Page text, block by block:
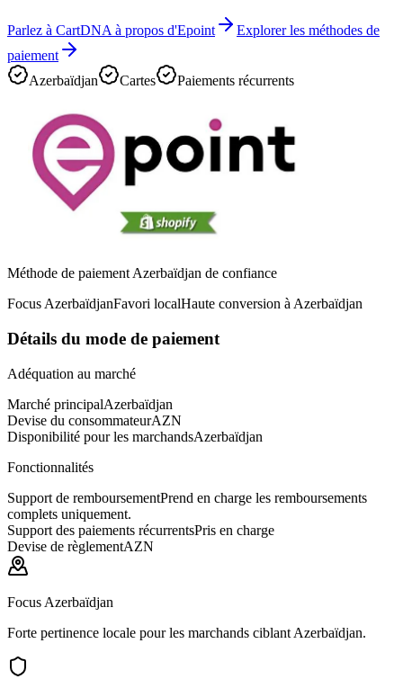
Parlez à CartDNA à propos d'Epoint
Explorer les méthodes de
paiement
Azerbaïdjan
Cartes Paiements récurrents
Méthode de paiement Azerbaïdjan de confiance
Focus AzerbaïdjanFavori localHaute conversion à Azerbaïdjan
Détails du mode de paiement
Adéquation au marché
Marché principalAzerbaïdjan
Devise du consommateurAZN
Disponibilité pour les marchandsAzerbaïdjan
Fonctionnalités
Support de remboursementPrend en charge les remboursements
complets uniquement.
Support des paiements récurrentsPris en charge
Devise de règlementAZN
Focus Azerbaïdjan
Forte pertinence locale pour les marchands ciblant Azerbaïdjan.